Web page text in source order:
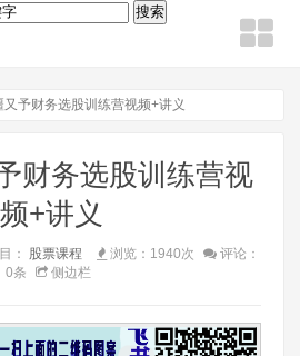
又予财务选股训练营视频+讲义
财务选股训练营视
频+讲义
： 股票课程 浏览：1940次
评论：
0条
侧边栏